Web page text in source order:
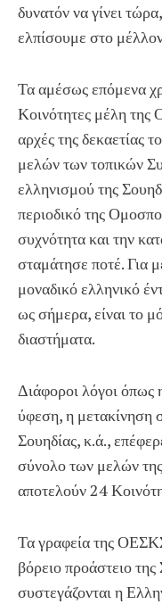
δυνατόν να γίνει
ελπίσουμε στο
Τα αμέσως επόμενα
Κοινότητες μέλη της
αρχές της δεκαετίας
μελών των τοπικών
ελληνισμού της
περιοδικό της
συχνότητα και την
σταμάτησε ποτέ. Για
μοναδικό ελληνικό
ως σήμερα, είναι το
διαστήματα.
Διάφοροι λόγοι όπως
ύφεση, η μετακίνηση
Σουηδίας, κ.ά.,
σύνολο των μελών
αποτελούν 24
Τα γραφεία της
βόρειο προάστειο
συστεγάζονται η